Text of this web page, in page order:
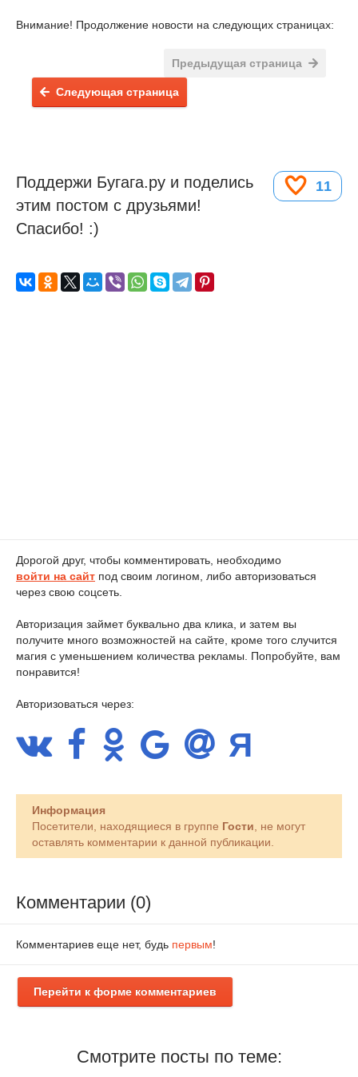
Внимание! Продолжение новости на следующих страницах:
Предыдущая страница
Следующая страница
11
Поддержи Бугага.ру и поделись
этим постом с друзьями!
Спасибо! :)
Дорогой друг, чтобы комментировать, необходимо
войти на сайт под своим логином, либо авторизоваться
через свою соцсеть.
Авторизация займет буквально два клика, и затем вы
получите много возможностей на сайте, кроме того случится
магия с уменьшением количества рекламы. Попробуйте, вам
понравится!
Авторизоваться через:
Информация
Посетители, находящиеся в группе Гости , не могут
оставлять комментарии к данной публикации.
Комментарии (0)
Комментариев еще нет, будь первым!
Перейти к форме комментариев
Смотрите посты по теме: